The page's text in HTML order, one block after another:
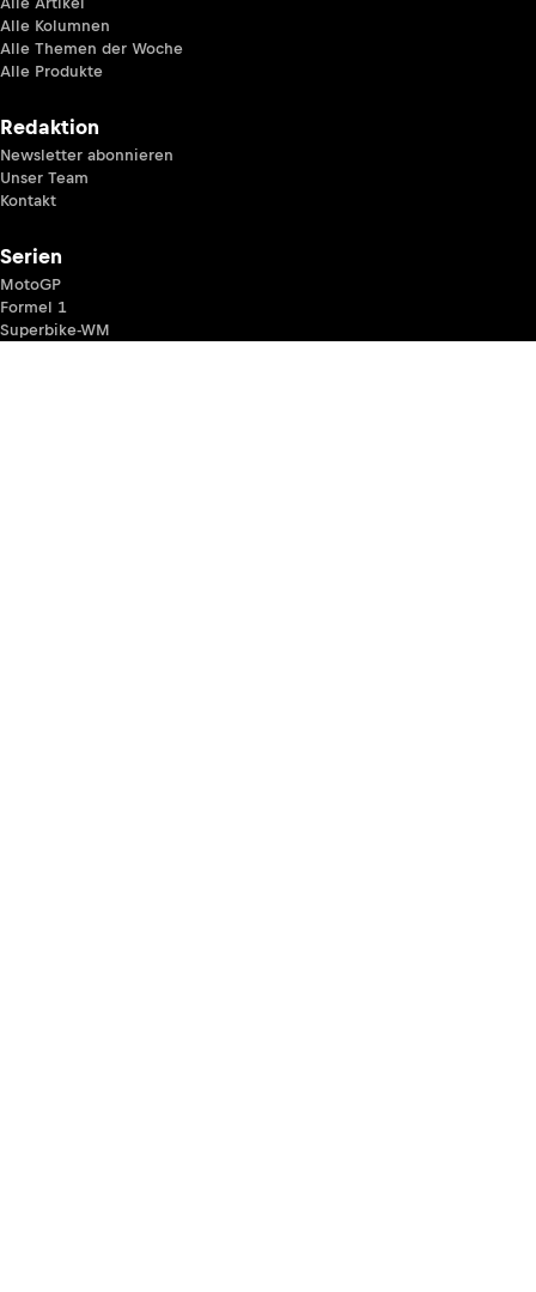
Alle Kolumnen
Alle Themen der Woche
Alle Produkte
Redaktion
Newsletter abonnieren
Unser Team
Kontakt
Serien
MotoGP
Formel 1
Superbike-WM